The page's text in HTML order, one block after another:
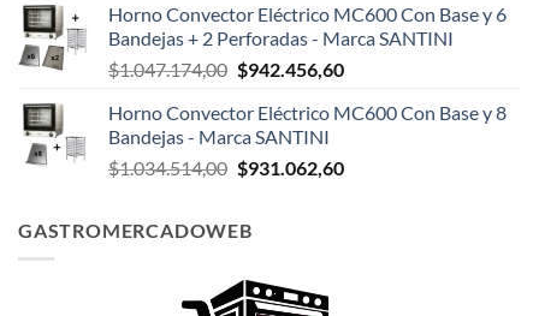
original
era:
$1.047.498,00.
actual
es:
$942.748,20.
Horno Convector Eléctrico MC600 Con Base y 6
Bandejas + 2 Perforadas - Marca SANTINI
$1.047.174,00 El
original
era:
$1.047.174,00.
$942.456,60El
actual
$942.456,60.
Horno Convector Eléctrico MC600 Con Base y 8
Bandejas - Marca SANTINI
$1.034.514,00 El
era:
$931.062,60El
GASTROMERCADOWEB